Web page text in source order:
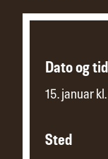
Dato og
15. januar
Sted